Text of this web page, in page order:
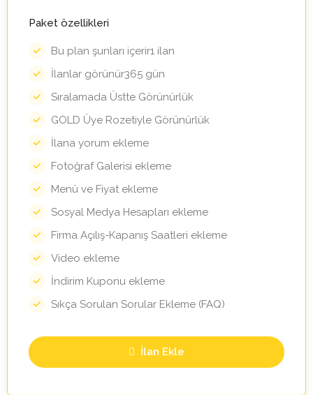
Paket özellikleri
Bu plan şunları içerir1 ilan
İlanlar görünür365 gün
Sıralamada Üstte Görünürlük
GOLD Üye Rozetiyle Görünürlük
İlana yorum ekleme
Fotoğraf Galerisi ekleme
Menü ve Fiyat ekleme
Sosyal Medya Hesapları ekleme
Firma Açılış-Kapanış Saatleri ekleme
Video ekleme
İndirim Kuponu ekleme
Sıkça Sorulan Sorular Ekleme (FAQ)
İlan Ekle